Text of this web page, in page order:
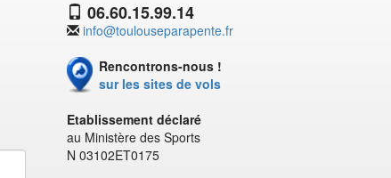
06.60.15.99.14
info@toulouseparapente.fr
Rencontrons-nous !
sur les sites de vols
Etablissement déclaré
au Ministère des Sports
N 03102ET0175